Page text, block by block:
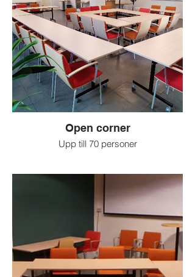
Open corner
Upp till 70 personer
Flexibel möblering.
Hörslinga, handmikrofon, headset,
högtalare, projektor, blädderblock, wifi och
whiteboard.